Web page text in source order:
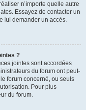
n’importe quelle autre
Essayez de contacter un
lui demander un accès.
?
jointes sont accordées
du forum ont peut-
forum concerné, ou seuls
Pour plus
du forum.